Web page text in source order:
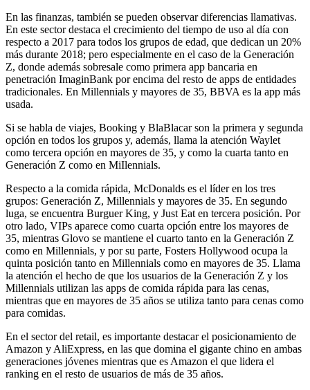
En las finanzas, también se pueden observar diferencias llamativas.
En este sector destaca el crecimiento del tiempo de uso al día con
respecto a 2017 para todos los grupos de edad, que dedican un 20%
más durante 2018; pero especialmente en el caso de la Generación
Z, donde además sobresale como primera app bancaria en
penetración ImaginBank por encima del resto de apps de entidades
tradicionales. En Millennials y mayores de 35, BBVA es la app más
usada.
Si se habla de viajes, Booking y BlaBlacar son la primera y segunda
opción en todos los grupos y, además, llama la atención Waylet
como tercera opción en mayores de 35, y como la cuarta tanto en
Generación Z como en MiIlennials.
Respecto a la comida rápida, McDonalds es el líder en los tres
grupos: Generación Z, Millennials y mayores de 35. En segundo
luga, se encuentra Burguer King, y Just Eat en tercera posición. Por
otro lado, VIPs aparece como cuarta opción entre los mayores de
35, mientras Glovo se mantiene el cuarto tanto en la Generación Z
como en Millennials, y por su parte, Fosters Hollywood ocupa la
quinta posición tanto en Millennials como en mayores de 35. Llama
la atención el hecho de que los usuarios de la Generación Z y los
Millennials utilizan las apps de comida rápida para las cenas,
mientras que en mayores de 35 años se utiliza tanto para cenas como
para comidas.
En el sector del retail, es importante destacar el posicionamiento de
Amazon y AliExpress, en las que domina el gigante chino en ambas
generaciones jóvenes mientras que es Amazon el que lidera el
ranking en el resto de usuarios de más de 35 años.